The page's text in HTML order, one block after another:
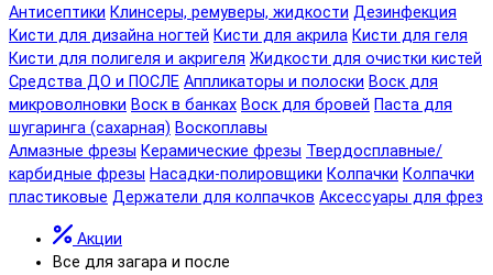
Антисептики Клинсеры, ремуверы, жидкости Дезинфекция
Кисти для дизайна ногтей Кисти для акрила Кисти для геля
Кисти для полигеля и акригеля Жидкости для очистки кистей
Средства ДО и ПОСЛЕ Аппликаторы и полоски Воск для
микроволновки Воск в банках Воск для бровей Паста для
шугаринга (сахарная) Воскоплавы
Алмазные фрезы Керамические фрезы Твердосплавные/
карбидные фрезы Насадки-полировщики Колпачки Колпачки
пластиковые Держатели для колпачков Аксессуары для фрез
Акции
Все для загара и после